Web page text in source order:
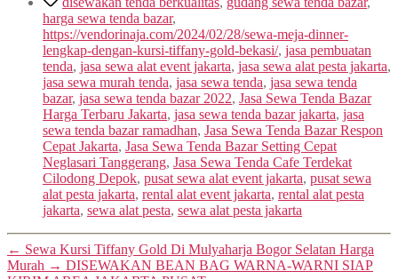
harga sewa tenda bazar,
https://vendorinaja.com/2024/02/28/sewa-meja-dinner-
lengkap-dengan-kursi-tiffany-gold-bekasi/, jasa pembuatan
tenda, jasa sewa alat event jakarta, jasa sewa alat pesta jakarta,
jasa sewa murah tenda, jasa sewa tenda, jasa sewa tenda
bazar, jasa sewa tenda bazar 2022, Jasa Sewa Tenda Bazar
Harga Terbaru Jakarta, jasa sewa tenda bazar jakarta, jasa
sewa tenda bazar ramadhan, Jasa Sewa Tenda Bazar Respon
Cepat Jakarta, Jasa Sewa Tenda Bazar Setting Cepat
Neglasari Tanggerang, Jasa Sewa Tenda Cafe Terdekat
Cilodong Depok, pusat sewa alat event jakarta, pusat sewa
alat pesta jakarta, rental alat event jakarta, rental alat pesta
jakarta, sewa alat pesta, sewa alat pesta jakarta
← Sewa Kursi Tiffany Gold Di Mulyaharja Bogor Selatan Harga
Murah → DISEWAKAN BEAN BAG WARNA-WARNI SIAP